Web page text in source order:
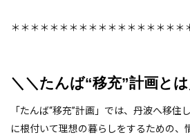
＊＊＊＊＊＊＊＊＊＊＊＊＊＊＊＊＊＊
＼＼たんば“移充”計画と
「たんば“移充”計画」では、丹波へ移住
に根付いて理想の暮らしをするための、